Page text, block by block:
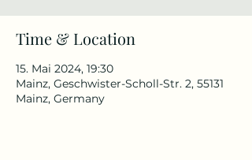
Time & Location
15. Mai 2024, 19:30
Mainz, Geschwister-Scholl-Str. 2, 55131
Mainz, Germany